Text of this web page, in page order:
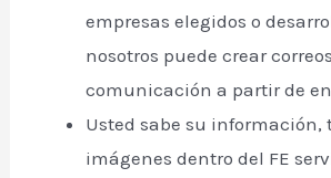
empresas elegidos o
nosotros puede crear
comunicación a partir de
Usted sabe su información,
imágenes dentro del FE